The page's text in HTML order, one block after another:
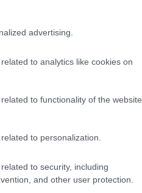
advertising.
to analytics like cookies on
to functionality of the website
to personalization.
to security, including
and other user protection.
normative
globale. È
gestione dei dati per